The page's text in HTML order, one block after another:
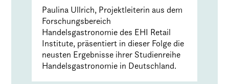
Paulina Ullrich, Projektleiterin aus dem
Forschungsbereich
Handelsgastronomie des EHI Retail
Institute, präsentiert in dieser Folge die
neusten Ergebnisse ihrer Studienreihe
Handelsgastronomie in Deutschland.